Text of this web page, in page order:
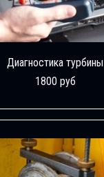
Диагностика турбины
1800 руб